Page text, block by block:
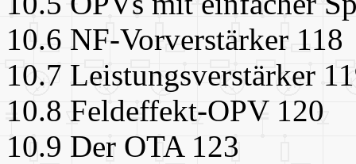
10.6 NF-Vorverstärker 118
10.7 Leistungsverstärker
10.8 Feldeffekt-OPV 120
10.9 Der OTA 123